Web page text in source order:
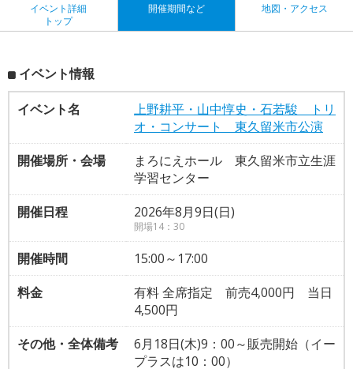
イベント詳細
トップ
開催期間など 地図・アクセス
イベント情報
イベント名
上野耕平・山中惇史・石若駿 トリ
オ・コンサート 東久留米市公演
開催場所・会場
まろにえホール 東久留米市立生涯
学習センター
開催日程
2026年8月9日(日)
開場14：30
開催時間
15:00～17:00
料金
有料 全席指定 前売4,000円 当日
4,500円
その他・全体備考
6月18日(木)9：00～販売開始（イー
プラスは10：00）